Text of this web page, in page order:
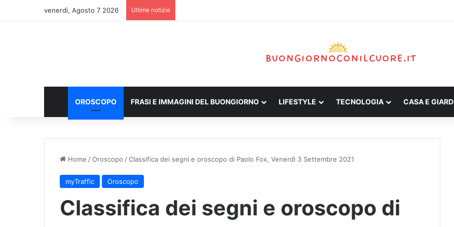
venerdì, Agosto 7 2026 Ultime notizie
OROSCOPO FRASI E IMMAGINI DEL BUONGIORNO LIFESTYLE TECNOLOGIA CASA E
Home /Oroscopo /Classifica dei segni e oroscopo di Paolo Fox, Venerdì 3 Settembre 2021
myTraffic Oroscopo
Classifica dei segni e oroscopo di